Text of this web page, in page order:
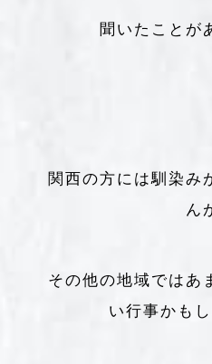
聞いたことが
関西の方には馴染み
ん
その他の地域ではあ
い行事かも